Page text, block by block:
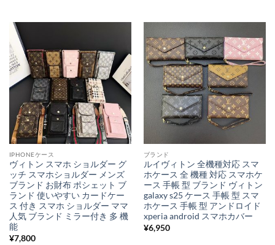
IPHONEケース
ヴィトン スマホ ショルダー グ
ッチ スマホショルダー メンズ
ブランド お財布 ポシェット ブ
ランド 使いやすい カードケー
ス 付き スマホ ショルダー ママ
人気 ブランド ミラー付き 多 機
能
¥7,800
ブランド
ルイヴィトン 全機種対応 スマ
ホケース 全 機種 対応 スマホケ
ース 手帳 型 ブランド ヴィトン
galaxy s25 ケース 手帳 型 スマ
ホケース 手帳 型 アンドロイド
xperia android スマホカバー
¥6,950